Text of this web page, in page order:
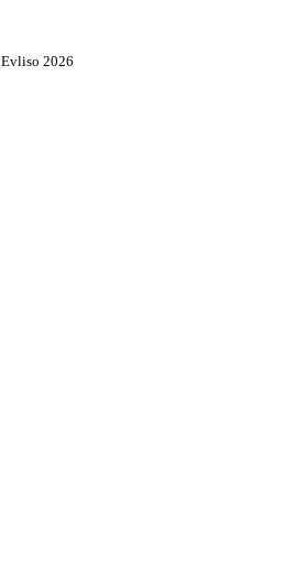
Evliso 2026